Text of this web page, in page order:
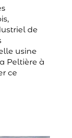
de
usine
Peltière à
ce